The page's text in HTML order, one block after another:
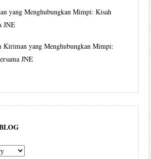
yang Menghubungkan Mimpi: Kisah
JNE
Kiriman yang Menghubungkan Mimpi:
JNE